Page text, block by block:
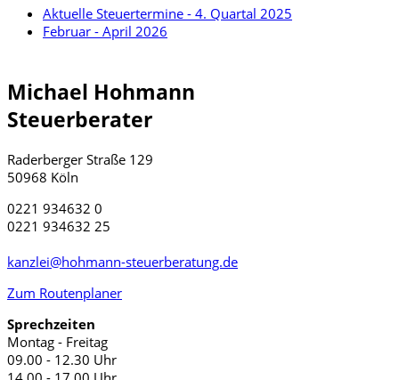
Aktuelle Steuertermine - 4. Quartal 2025
Februar - April 2026
Michael Hohmann
Steuerberater
Raderberger Straße 129
50968 Köln
0221 934632 0
0221 934632 25
kanzlei@hohmann-steuerberatung.de
Zum Routenplaner
Sprechzeiten
Montag - Freitag
09.00 - 12.30 Uhr